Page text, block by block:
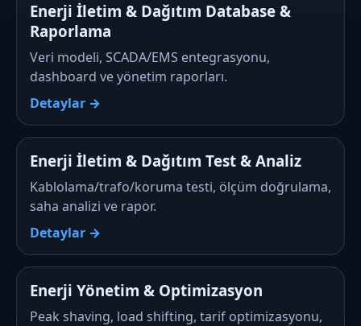
Enerji İletim & Dağıtım Database &
Raporlama
Veri modeli, SCADA/EMS entegrasyonu,
dashboard ve yönetim raporları.
Detaylar →
Enerji İletim & Dağıtım Test & Analiz
Kablolama/trafo/koruma testi, ölçüm doğrulama,
saha analizi ve rapor.
Detaylar →
Enerji Yönetim & Optimizasyon
Peak shaving, load shifting, tarif optimizasyonu,